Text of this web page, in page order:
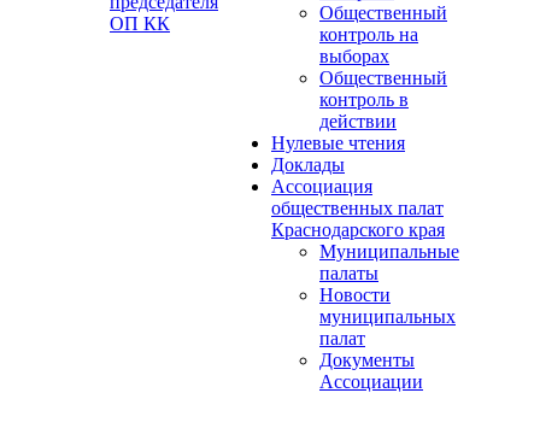
ОП КК
Общественный
контроль на
выборах
Общественный
контроль в
действии
Нулевые чтения
Доклады
Ассоциация
общественных палат
Краснодарского края
Муниципальные
палаты
Новости
муниципальных
палат
Документы
Ассоциации